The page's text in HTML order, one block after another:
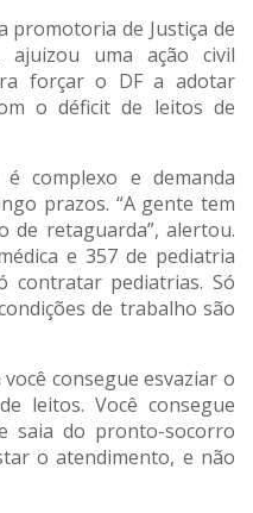
promotoria de Justiça de
ajuizou uma ação civil
forçar o DF a adotar
o déficit de leitos de
complexo e demanda
prazos. “A gente tem
de retaguarda”, alertou.
e 357 de pediatria
contratar pediatrias. Só
de trabalho são
consegue esvaziar o
leitos. Você consegue
saia do pronto-socorro
o atendimento, e não